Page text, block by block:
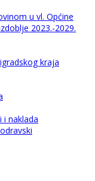
u vl. Općine
2023.-2029.
kraja
i naklada